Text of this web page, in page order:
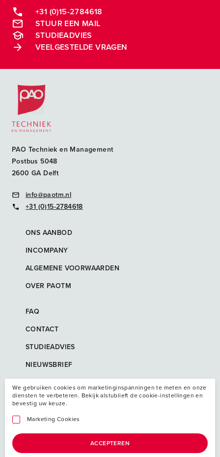
+31 (0)15-2784618
STUUR EEN MAIL
STUDIEADVIES
VEELGESTELDE VRAGEN
Postacademische cursussen, leergangen en opleidingen
PAO Techniek en Management
Postbus 5048
2600 GA Delft
info@paotm.nl
+31 (0)15-2784618
ONS AANBOD
INCOMPANY
ALGEMENE VOORWAARDEN
OVER PAOTM
FAQ
CONTACT
STUDIEADVIES
NIEUWSBRIEF
We gebruiken cookies om marketinginspanningen te meten en onze
diensten te verbeteren. Bekijk alstublieft de cookie-instellingen en
bevestig uw keuze.
Marketing Cookies
ACCEPTEREN